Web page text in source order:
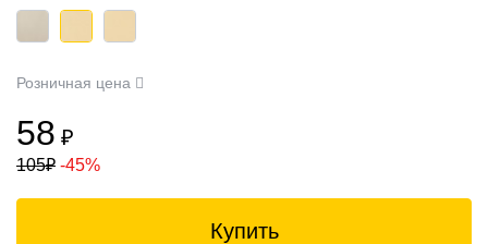
Розничная цена
58 ₽
105₽ -45%
Купить